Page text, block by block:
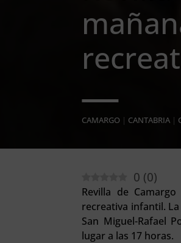
CAMARGO | CANTABRIA |
0 (0)
Revilla de
recreativa infantil.
San Miguel-Rafael
lugar a las 17 horas.